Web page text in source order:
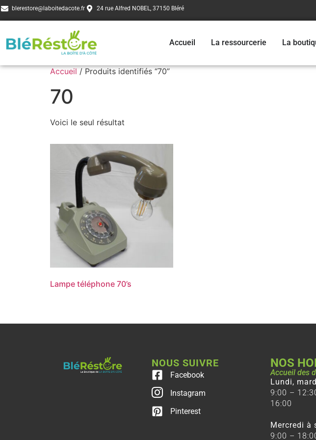
blerestore@laboitedacote.fr 24 rue Alfred NOBEL, 37150 Bléré
Accueil La ressourcerie La
Accueil / Produits identifiés “70”
70
Voici le seul résultat
Lampe téléphone 70’s
NOUS SUIVRE
Facebook
Instagram
Pinterest
NOS
Accueil des
Lundi,
9:00 –
16:00
Mercredi à
9:00 –